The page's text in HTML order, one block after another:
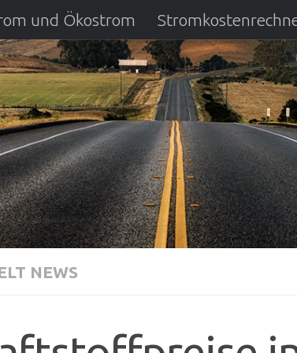
und Ökostrom
DSL Anbietervergleich
NEWS